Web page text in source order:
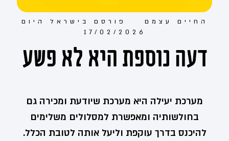
החיים עצמם פורסם ב ישראל היום
17/02/2026
דעה נוספת היא לא פשע
מערכת יעילה היא מערכת שיודעת ומכירה גם
בחולשותיה ומאפשרת למסלולים משלימים
להיכנס בדרך עוקפת וליעל אותה לטובת הכלל.